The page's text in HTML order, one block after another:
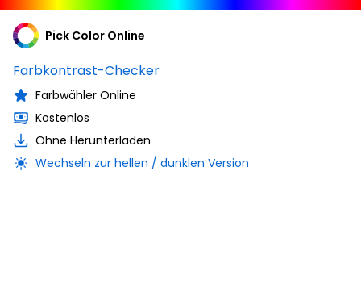
Pick Color Online
Farbkontrast-Checker
Farbwähler Online
Kostenlos
Ohne Herunterladen
Wechseln zur hellen / dunklen Version